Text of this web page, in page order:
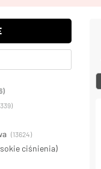
(13624)
ciśnienia)